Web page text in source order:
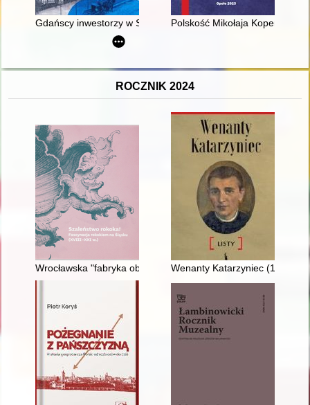
Gdańscy inwestorzy w Sopocie : prestiż finansowy i
Polskość Mikołaja Kopernika z
ROCZNIK 2024
Wrocławska "fabryka obrazów" rodziny Strachowskych
Wenanty Katarzyniec (1889-